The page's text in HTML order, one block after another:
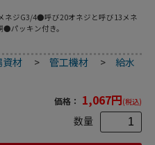
ネジG3/4●呼び20オネジと呼び13メネ
パッキン付き。
資材 >管工機材 > 給水
価格： 1,067円(税込)
数量